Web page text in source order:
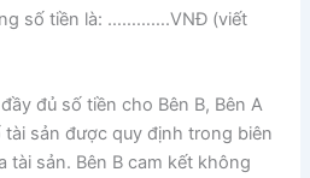
số tiền là: ………….VNĐ (viết
đủ số tiền cho Bên B, Bên A
sản được quy định trong biên
tài sản. Bên B cam kết không